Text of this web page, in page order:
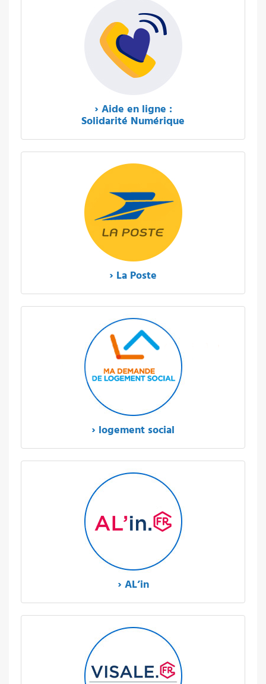
› Aide en ligne :
Solidarité Numérique
› La Poste
› logement social
› AL’in